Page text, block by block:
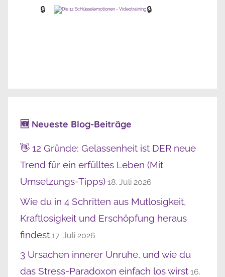
🔒 🔒
🆕 Neueste Blog-Beiträge
👋 12 Gründe: Gelassenheit ist DER neue
Trend für ein erfülltes Leben (Mit
Umsetzungs-Tipps) 18. Juli 2026
Wie du in 4 Schritten aus Mutlosigkeit,
Kraftlosigkeit und Erschöpfung heraus
findest 17. Juli 2026
3 Ursachen innerer Unruhe, und wie du
das Stress-Paradoxon einfach los wirst 16.